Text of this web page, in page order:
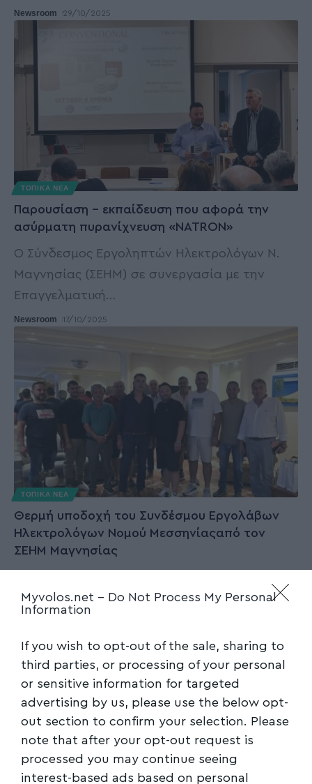
Myvolos.net - Do Not Process My Personal
Information
If you wish to opt-out of the sale, sharing to
third parties, or processing of your personal
or sensitive information for targeted
advertising by us, please use the below opt-
out section to confirm your selection. Please
note that after your opt-out request is
processed you may continue seeing
interest-based ads based on personal
Newsroom 29/10/2025
ΤΟΠΙΚΑ ΝΕΑ
Παρουσίαση – εκπαίδευση που αφορά την
ασύρματη πυρανίχνευση «NATRON»
Ο Σύνδεσμος Εργοληπτών Ηλεκτρολόγων Ν.
Μαγνησίας (ΣΕΗΜ) σε συνεργασία με την
Επαγγελματική…
Newsroom 17/10/2025
ΤΟΠΙΚΑ ΝΕΑ
Θερμή υποδοχή του Συνδέσμου Εργολάβων
Ηλεκτρολόγων Νομού Μεσσηνίαςαπό τον
ΣΕΗΜ Μαγνησίας
Νομού Μαγνησίας (ΣΕΗΜ) είχε τη χαρά να
Newsroom 28/08/2025